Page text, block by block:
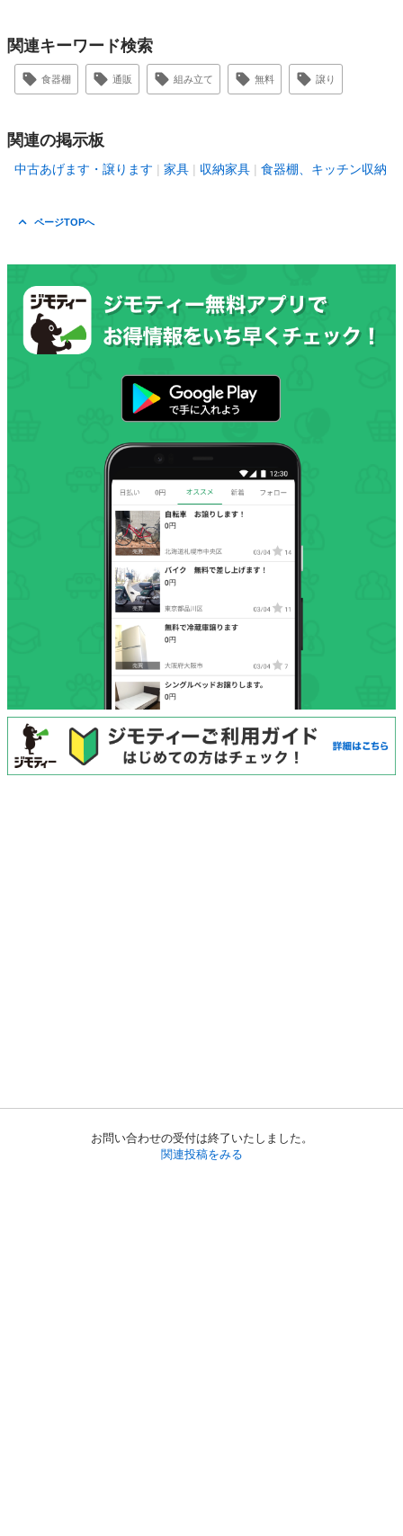
お問い合わせの受付は終了いたしました。
関連投稿をみる
関連キーワード検索
食器棚 通販 組み立て 無料 譲り
関連の掲示板
中古あげます・譲ります 家具 収納家具 食器棚、キッチン収納
ページTOPへ